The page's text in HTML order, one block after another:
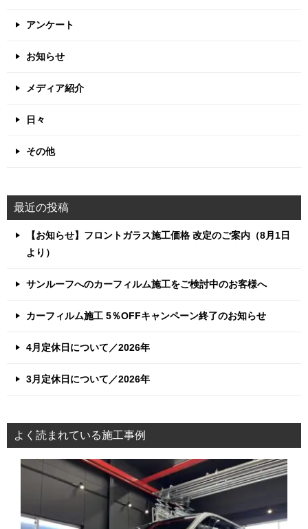
アンケート
お知らせ
メディア紹介
日々
その他
最近の投稿
【お知らせ】フロントガラス施工価格 改定のご案内（8月1日
より）
サンルーフへのカーフィルム施工をご検討中のお客様へ
カーフィルム施工 5％OFFキャンペーン終了のお知らせ
4月定休日について／2026年
3月定休日について／2026年
よく読まれている施工事例